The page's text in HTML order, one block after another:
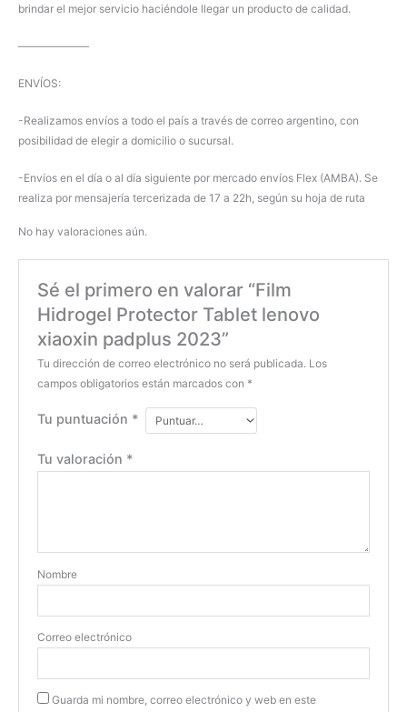
brindar el mejor servicio haciéndole llegar un producto de calidad.
——————–
ENVÍOS:
-Realizamos envíos a todo el país a través de correo argentino, con
posibilidad de elegir a domicilio o sucursal.
-Envíos en el día o al día siguiente por mercado envíos Flex (AMBA). Se
realiza por mensajería tercerizada de 17 a 22h, según su hoja de ruta
No hay valoraciones aún.
Sé el primero en valorar “Film
Hidrogel Protector Tablet lenovo
xiaoxin padplus 2023”
Tu dirección de correo electrónico no será publicada. Los
campos obligatorios están marcados con *
Tu puntuación *
Tu valoración *
Nombre
Correo electrónico
Guarda mi nombre, correo electrónico y web en este